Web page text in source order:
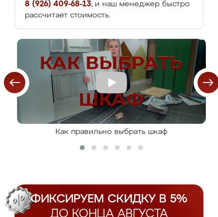
8 (926) 409-68-13, и наш менеджер быстро
рассчитает стоимость.
Как правильно выбрать шкаф
ФИКСИРУЕМ СКИДКУ В 5%
ДО КОНЦА АВГУСТА